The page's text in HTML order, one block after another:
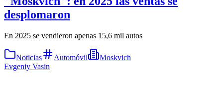
desplomaron
En 2025 se vendieron apenas 15,6 mil autos
Noticias Automóvil
Moskvich
Evgeniy Vasin